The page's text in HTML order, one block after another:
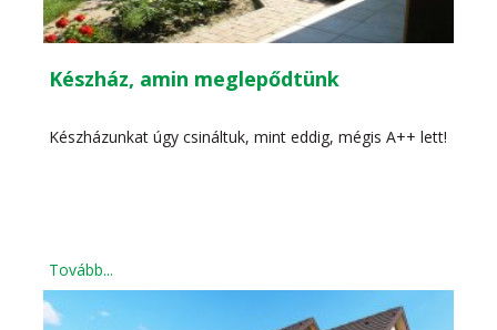
Készház, amin meglepődtünk
Készházunkat úgy csináltuk, mint eddig, mégis A++ lett!
Tovább...